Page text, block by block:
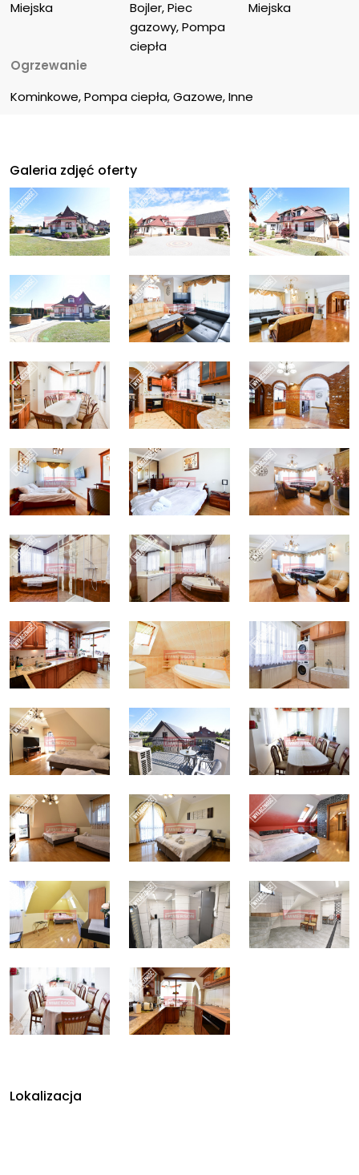
Miejska
Bojler, Piec
gazowy, Pompa
ciepła
Miejska
Ogrzewanie
Kominkowe, Pompa ciepła, Gazowe, Inne
Galeria zdjęć oferty
Lokalizacja